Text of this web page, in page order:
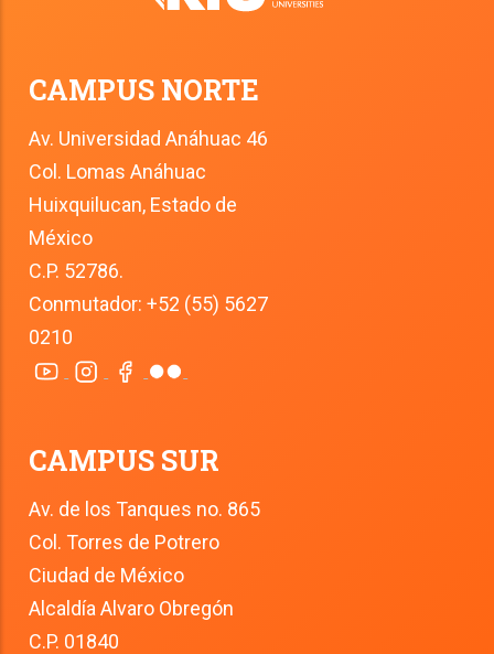
CAMPUS NORTE
Av. Universidad Anáhuac 46
Col. Lomas Anáhuac
Huixquilucan, Estado de
México
C.P. 52786.
Conmutador: +52 (55) 5627
0210
CAMPUS SUR
Av. de los Tanques no. 865
Col. Torres de Potrero
Ciudad de México
Alcaldía Alvaro Obregón
C.P. 01840